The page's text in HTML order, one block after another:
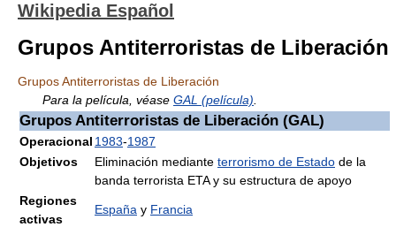
Wikipedia Español
Grupos Antiterroristas de Liberación
Grupos Antiterroristas de Liberación
Para la película, véase GAL (película)
Grupos Antiterroristas de Liberación (GAL)
Operacional 1983-1987
Objetivos
Eliminación mediante terrorismo de Estado de la
banda terrorista ETA y su estructura de apoyo
Regiones
activas
España y Francia